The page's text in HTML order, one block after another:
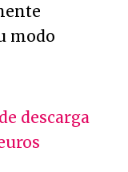
modo
descarga